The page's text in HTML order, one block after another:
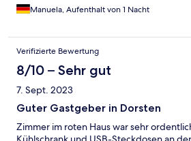
Manuela, Aufenthalt von 1 Nacht
Verifizierte Bewertung
8/10 – Sehr gut
7. Sept. 2023
Guter Gastgeber in Dorsten
Zimmer im roten Haus war sehr